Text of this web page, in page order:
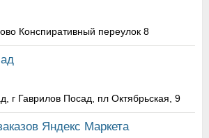
Конспиративный переулок 8
г Гаврилов Посад, пл Октябрьская, 9
Яндекс Маркета